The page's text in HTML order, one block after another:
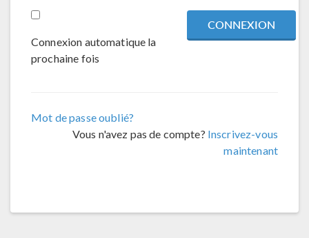
Connexion automatique la
prochaine fois
Mot de passe oublié?
Vous n'avez pas de compte? Inscrivez-vous
maintenant